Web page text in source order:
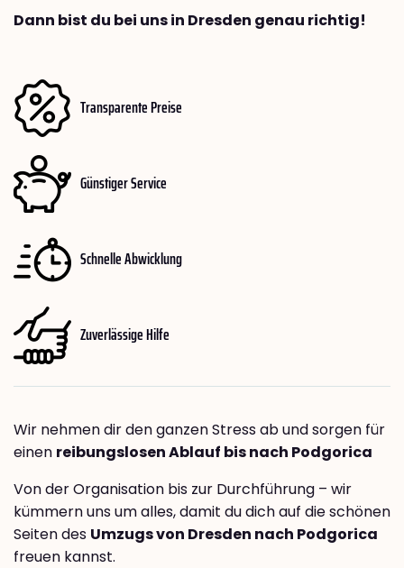
Dann bist du bei uns in Dresden genau richtig!
Transparente Preise
Günstiger Service
Schnelle Abwicklung
Zuverlässige Hilfe
Wir nehmen dir den ganzen Stress ab und sorgen für
einen reibungslosen Ablauf bis nach Podgorica
Von der Organisation bis zur Durchführung – wir
kümmern uns um alles, damit du dich auf die schönen
Seiten des Umzugs von Dresden nach Podgorica
freuen kannst.